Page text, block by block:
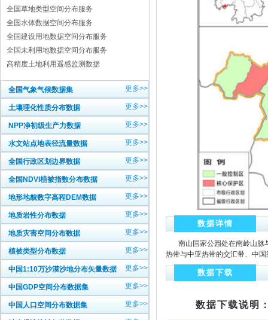
全国草地类型空间分布服务
全国水体数据空间分布服务
全国建设用地数据空间分布服务
全国未利用地数据空间分布服务
高精度土地利用遥感监测数据
全国气象气候数据集 更多>>
土壤理化性质分布数据 更多>>
NPP净初级生产力数据 更多>>
水文站点地表径流量数据 更多>>
全国行政区划边界数据 更多>>
全国NDVI植被指数分布数据 更多>>
地形地貌数字高程DEM数据 更多>>
地质岩性分布数据 更多>>
地质灾害空间分布数据 更多>>
植被类型分布数据 更多>>
中国1:10万沙漠沙地分布矢量数据 更多>>
中国GDP空间分布数据集 更多>>
中国人口空间分布数据集 更多>>
数据详情
南山国家公园处在南岭山脉
热带与中亚热带的交汇带、中
数据下载
数据下载说明